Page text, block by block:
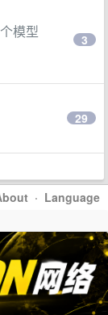
模型
3
29
· Language